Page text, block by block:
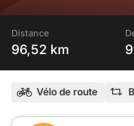
Distance
96,52 km
Vélo de route